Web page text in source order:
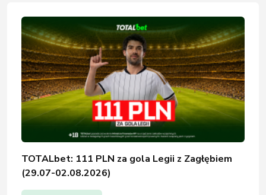
TOTALbet: 111 PLN za gola Legii z Zagłębiem
(29.07-02.08.2026)